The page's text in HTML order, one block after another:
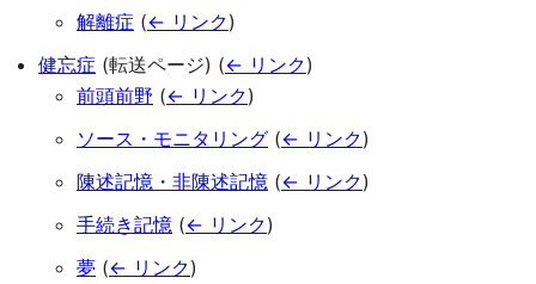
解離症 (← リンク)
健忘症 (転送ページ) (← リンク)
前頭前野 (← リンク)
ソース・モニタリング (← リンク)
陳述記憶・非陳述記憶 (← リンク)
手続き記憶 (← リンク)
夢 (← リンク)